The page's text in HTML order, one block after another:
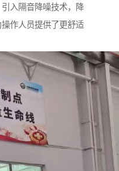
入隔音降噪技术，降
作人员提供了更舒适